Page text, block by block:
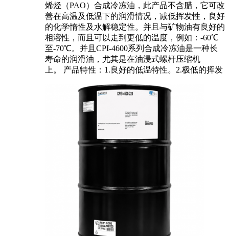
烯烃（PAO）合成冷冻油，此产品不含腊，它可改
善在高温及低温下的润滑情况，减低挥发性，良好
的化学惰性及水解稳定性。并且与矿物油有良好的
相溶性，而且可以走到更低的温度，例如：-60℃
至-70℃。并且CPI-4600系列合成冷冻油是一种长
寿命的润滑油，尤其是在油浸式螺杆压缩机
上。 产品特性：1.良好的低温特性。2.极低的挥发